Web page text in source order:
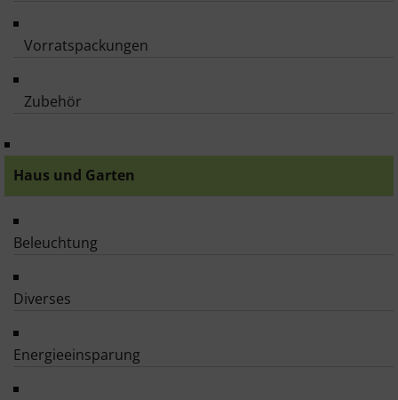
Vorratspackungen
Zubehör
Haus und Garten
Beleuchtung
Diverses
Energieeinsparung